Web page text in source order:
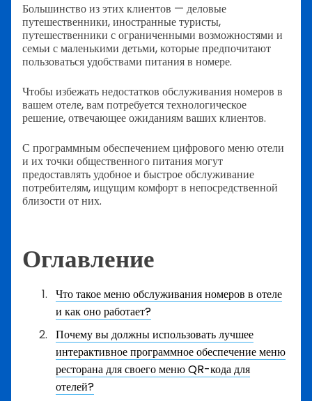
Большинство из этих клиентов — деловые
путешественники, иностранные туристы,
путешественники с ограниченными возможностями и
семьи с маленькими детьми, которые предпочитают
пользоваться удобствами питания в номере.
Чтобы избежать недостатков обслуживания номеров в
вашем отеле, вам потребуется технологическое
решение, отвечающее ожиданиям ваших клиентов.
С программным обеспечением цифрового меню отели
и их точки общественного питания могут
предоставлять удобное и быстрое обслуживание
потребителям, ищущим комфорт в непосредственной
близости от них.
Оглавление
Что такое меню обслуживания номеров в отеле
и как оно работает?
Почему вы должны использовать лучшее
интерактивное программное обеспечение меню
ресторана для своего меню QR-кода для
отелей?